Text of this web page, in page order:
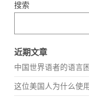
搜索
近期文章
中国世界语者的语言
这位美国人为什么使